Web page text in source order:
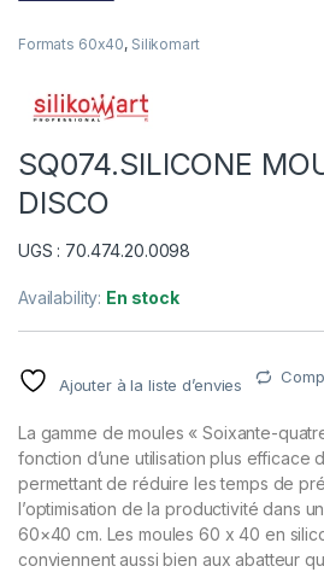
Formats 60x40, Silikomart
SQ074.SILICONE
DISCO
UGS : 70.474.20.0098
Availability: En stock
Ajouter à la liste d’envies
La gamme de moules « Soixante-
fonction d’une utilisation plus efficace
permettant de réduire les temps de
l’optimisation de la productivité dans
60×40 cm. Les moules 60 x 40 en
conviennent aussi bien aux abatteur